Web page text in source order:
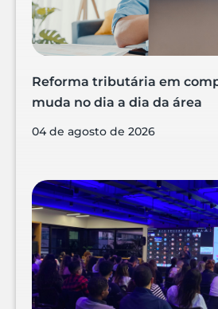
Reforma tributária em
muda no dia a dia da área
04 de agosto de 2026